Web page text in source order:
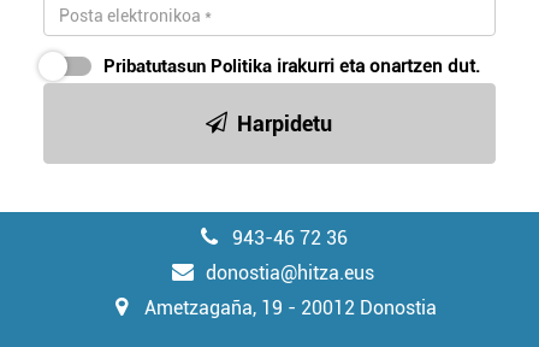
Pribatutasun Politika irakurri eta onartzen dut.
Harpidetu
943-46 72 36
donostia@hitza.eus
Ametzagaña, 19 - 20012 Donostia